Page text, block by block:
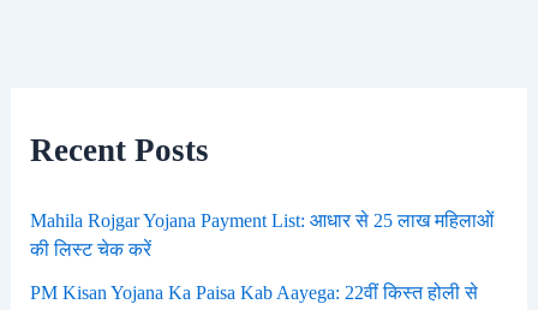
Recent Posts
Mahila Rojgar Yojana Payment List: आधार से 25 लाख महिलाओं
की लिस्ट चेक करें
PM Kisan Yojana Ka Paisa Kab Aayega: 22वीं किस्त होली से